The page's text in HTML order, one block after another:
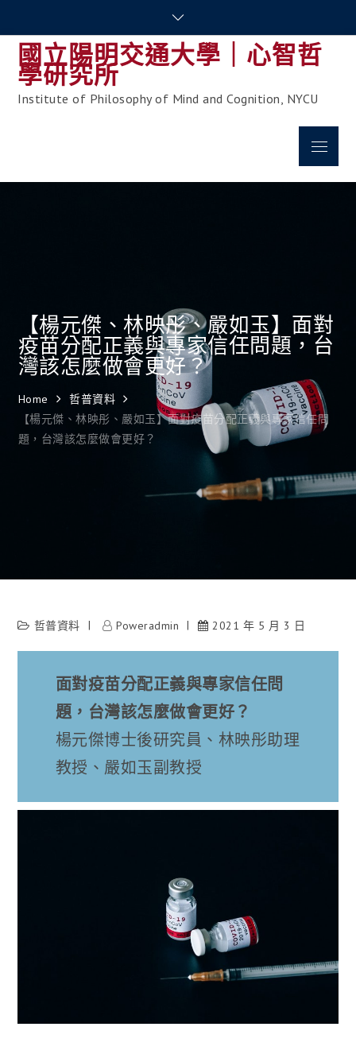
content國立陽明交通大學｜心智哲
學研究所
Institute of Philosophy of Mind and Cognition, NYCU
Menu
【楊元傑、林映彤、嚴如玉】面對
疫苗分配正義與專家信任問題，台
灣該怎麼做會更好？
Home
哲普資料
【楊元傑、林映彤、嚴如玉】面對疫苗分配正義與專家信任問
題，台灣該怎麼做會更好？
哲普資料 Poweradmin 2021 年 5 月 3 日
面對疫苗分配正義與專家信任問
題，台灣該怎麼做會更好？
楊元傑博士後研究員、林映彤助理
教授、嚴如玉副教授